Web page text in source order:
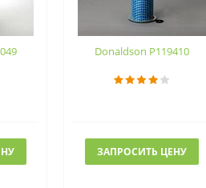
Donaldson P119410
ЗАПРОСИТЬ ЦЕНУ